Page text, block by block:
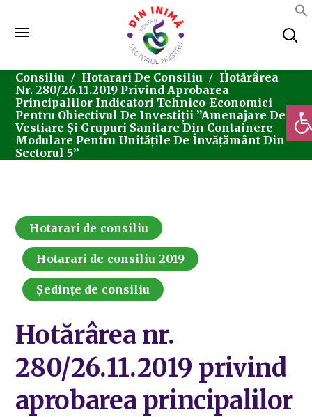
Consiliul Local Sector 5
Consiliu
Hotarari De Consiliu
Hotărârea
Nr. 280/26.11.2019 Privind Aprobarea
Principalilor Indicatori Tehnico-Economici
Pentru Obiectivul De Investiții ”Amenajare De
Vestiare Și Grupuri Sanitare Din Containere
Modulare Pentru Unitățile De Învățământ Din
Sectorul 5”
Hotarari de consiliu
Hotarari de consiliu 2019
Ședințe de consiliu
Hotărârea nr.
280/26.11.2019 privind
aprobarea principalilor